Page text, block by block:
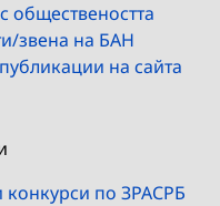
обществеността
звена на БАН
на сайта
конкурси по ЗРАСРБ